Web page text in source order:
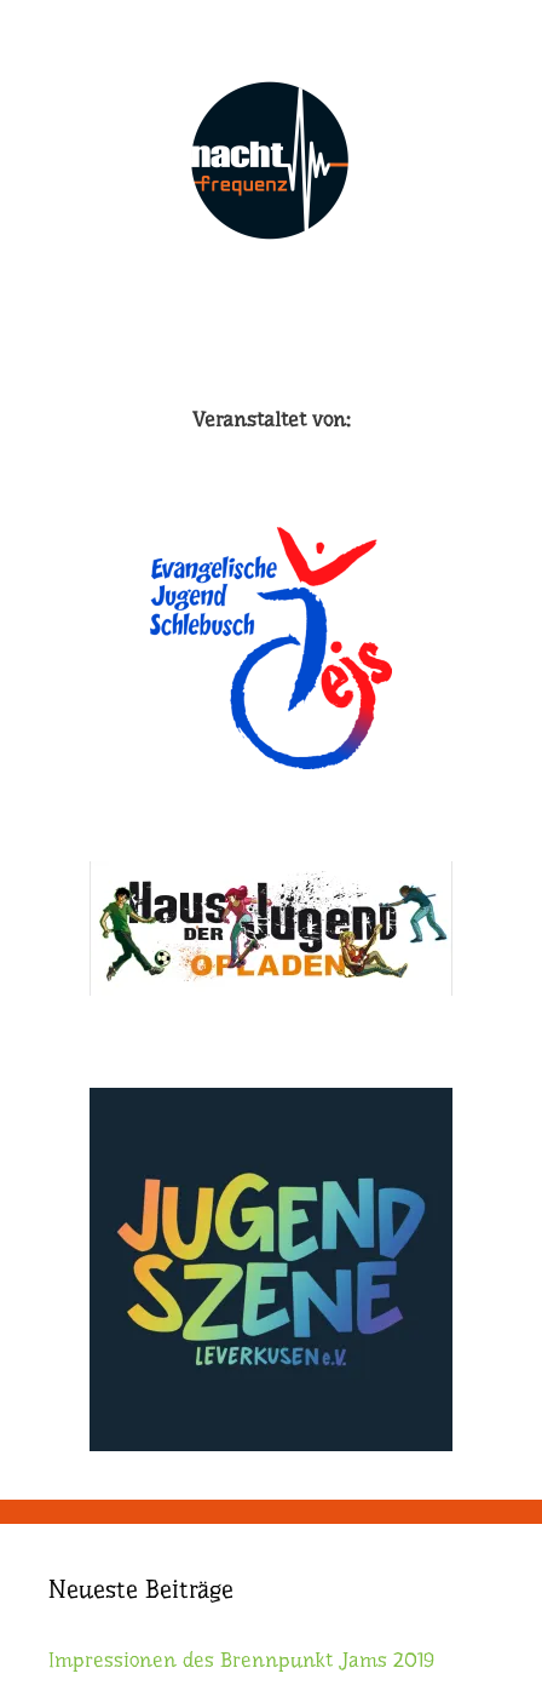
Veranstaltet von:
Neueste Beiträge
Impressionen des Brennpunkt Jams 2019